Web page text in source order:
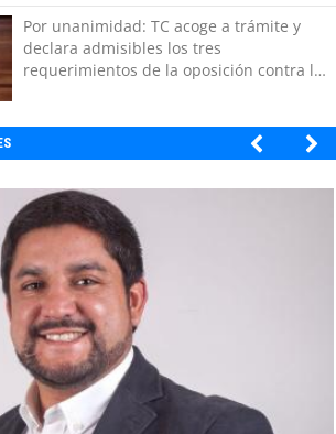
Por unanimidad: TC acoge a trámite y
declara admisibles los tres
requerimientos de la oposición contra la